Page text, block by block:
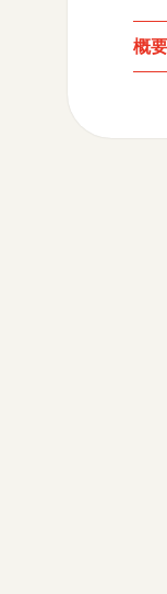
月間
これ
概